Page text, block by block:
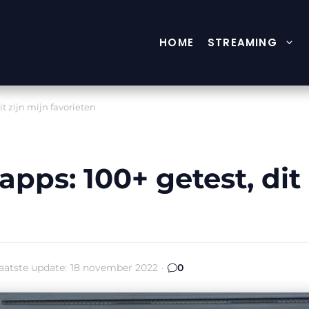
HOME STREAMING
zijn mijn favorieten
100+ getest,
update: 18 november 2022 · 0